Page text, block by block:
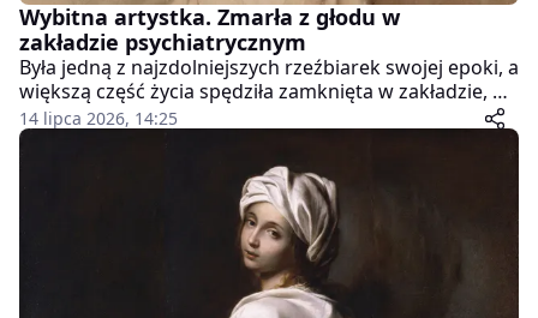
Wybitna artystka. Zmarła z głodu w
zakładzie psychiatrycznym
Była jedną z najzdolniejszych rzeźbiarek swojej epoki, a
większą część życia spędziła zamknięta w zakładzie, do
którego trafiła z woli najbliższych. Camille Claudel
rzeźbiła dłonie, w które wierzył nawet sam Rodin, a
potem przez trzydzieści lat czekała na listy, które nigdy
14 lipca 2026, 14:25